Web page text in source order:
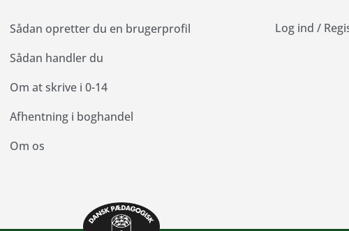
Sådan opretter du en brugerprofil
Sådan handler du
Om at skrive i 0-14
Afhentning i boghandel
Om os
Log ind /